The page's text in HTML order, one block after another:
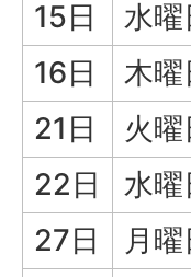
15日
水曜
16日
木曜
21日
火曜
22日
水曜
27日
月曜